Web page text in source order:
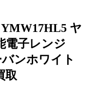
ヤ
電子レンジ
バンホワイト
取